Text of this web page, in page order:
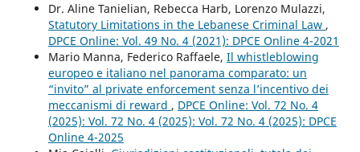
Dr. Aline Tanielian, Rebecca Harb, Lorenzo Mulazzi,
Statutory Limitations in the Lebanese Criminal Law ,
DPCE Online: Vol. 49 No. 4 (2021): DPCE Online 4-2021
Mario Manna, Federico Raffaele, Il whistleblowing
europeo e italiano nel panorama comparato: un
“invito” al private enforcement senza l’incentivo dei
meccanismi di reward , DPCE Online: Vol. 72 No. 4
(2025): Vol. 72 No. 4 (2025): Vol. 72 No. 4 (2025): DPCE
Online 4-2025